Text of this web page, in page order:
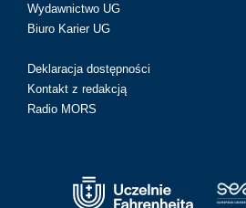
Wydawnictwo UG
Biuro Karier UG
Deklaracja dostępności
Kontakt z redakcją
Radio MORS